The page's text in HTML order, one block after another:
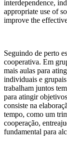
interdependence,
appropriate use of
improve the
Seguindo de perto
cooperativa. Em
mais aulas para
individuais e
trabalham juntos
para atingir
consiste na
tempo, como um
cooperação,
fundamental para